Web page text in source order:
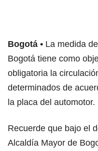
Bogotá
La medida
Bogotá tiene como
obligatoria la
determinados de
la placa del automotor.
Recuerde que bajo el
Alcaldía Mayor de